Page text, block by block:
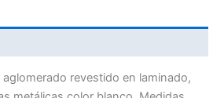
revestido en laminado,